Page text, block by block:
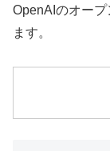
OpenAIのオー
ます。